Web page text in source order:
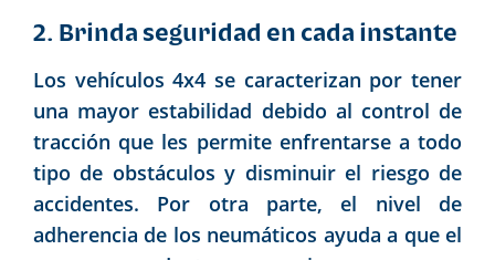
2. Brinda seguridad en cada instante
Los vehículos 4x4 se caracterizan por tener
una mayor estabilidad debido al control de
tracción que les permite enfrentarse a todo
tipo de obstáculos y disminuir el riesgo de
accidentes. Por otra parte, el nivel de
adherencia de los neumáticos ayuda a que el